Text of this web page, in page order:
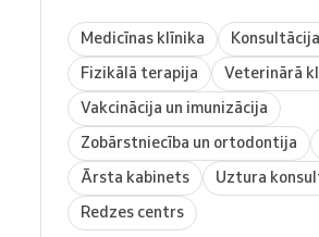
Medicīnas klīnika
Fizikālā terapija
Veterinārā
Vakcinācija un imunizācija
Zobārstniecība un ortodontija
Ārsta kabinets
Uztura
Redzes centrs